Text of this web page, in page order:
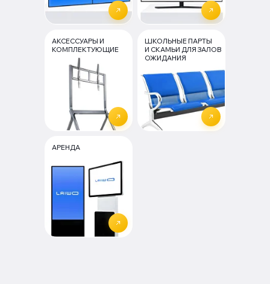
ШКОЛЬНЫЕ ПАРТЫ
И СКАМЬИ ДЛЯ ЗАЛОВ
ОЖИДАНИЯ
АКСЕССУАРЫ И
КОМПЛЕКТУЮЩИЕ
АРЕНДА